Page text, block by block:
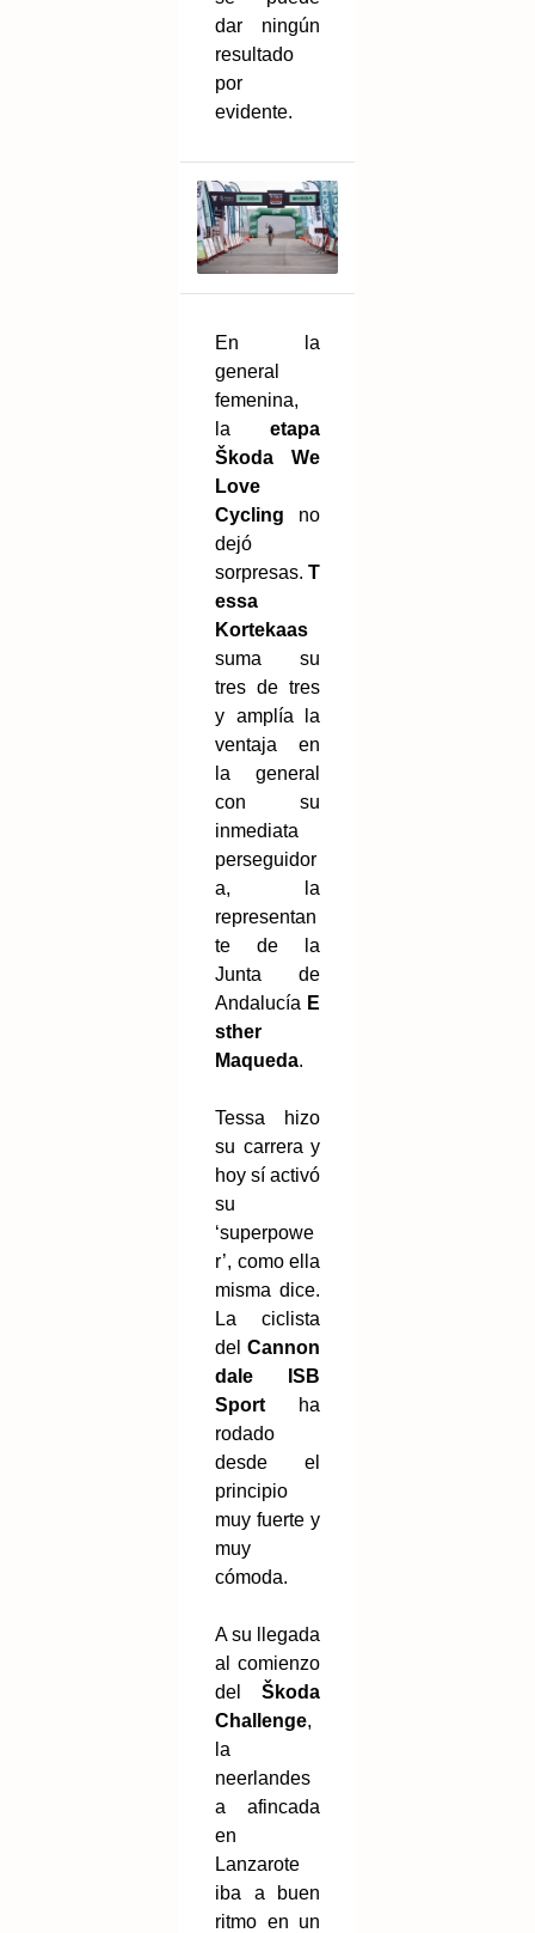
dar ningún
resultado
por
evidente.
En la
general
femenina,
la etapa
Škoda We
Love
Cycling no
dejó
sorpresas. T
essa
Kortekaas
suma su
tres de tres
y amplía la
ventaja en
la general
con su
inmediata
perseguidor
a, la
representan
te de la
Junta de
Andalucía E
sther
Maqueda.
Tessa hizo
su carrera y
hoy sí activó
su
‘superpowe
r’, como ella
misma dice.
La ciclista
del Cannon
dale ISB
Sport ha
rodado
desde el
principio
muy fuerte y
muy
cómoda.
A su llegada
al comienzo
del Škoda
Challenge,
la
neerlandes
a afincada
en
Lanzarote
iba a buen
ritmo en un